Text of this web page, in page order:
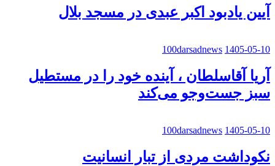
آیین یادبود اکبر عبدی در مسجد بلال
100darsadnews 1405-05-10
آریا آقاسلطان ، آینده خود را در مستطیل
سبز جست‌وجو می‌کند
100darsadnews 1405-05-10
نکوداشت مردی از تبار انسانیت